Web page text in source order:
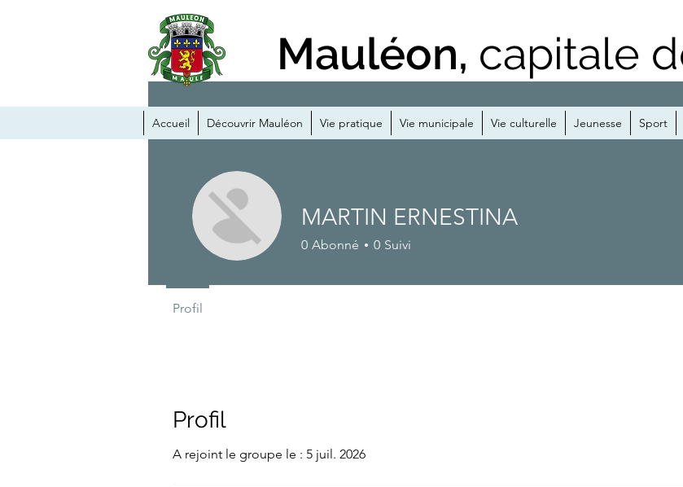
Mauléon, capitale
Accueil Découvrir Mauléon Vie pratique Vie municipale Vie culturelle Jeunesse Sport
Profil
A rejoint le groupe le : 5 juil. 2026
MARTIN ERNESTINA
0 Abonné 0 Suivi
Profil